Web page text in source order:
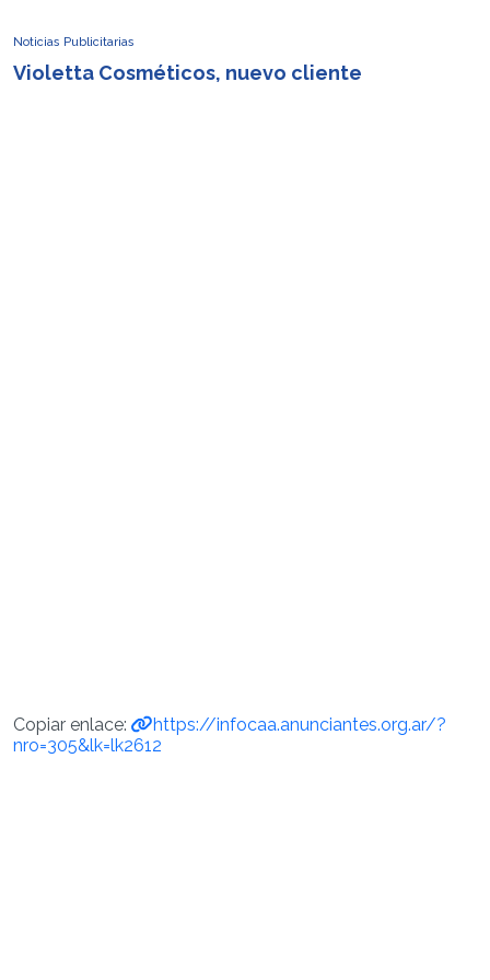
Noticias Publicitarias
Violetta Cosméticos, nuevo cliente
Copiar enlace:
https://infocaa.anunciantes.org.ar/?
nro=305&lk=lk2612